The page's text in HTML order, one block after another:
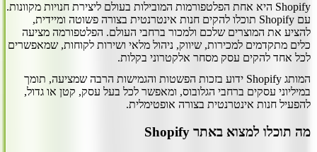
Shopify היא אחת הפלטפורמות המובילות בעולם ליצירת חנויות מקוונות.
עם Shopify תוכלו להקים חנות אינטרנטית בצורה פשוטה ומיידית,
להציע את המוצרים שלכם ולמכור ברחבי העולם. הפלטפורמה מציעה
כלים מתקדמים למכירות, שיווק, ניהול מלאי ושירות לקוחות, שמאפשרים
לכל אחד להקים עסק מסחר אלקטרוני בקלות.
המותג Shopify ידוע בזכות הפשטות והגמישות הרבה שמציעה, תומך
במיליוני עסקים ברחבי הגלובוס, ומאפשר לכל בעל עסק, קטן או גדול,
להפעיל חנות אינטרנטית בצורה אופטימלית.
מה תוכלו למצוא באתר Shopify